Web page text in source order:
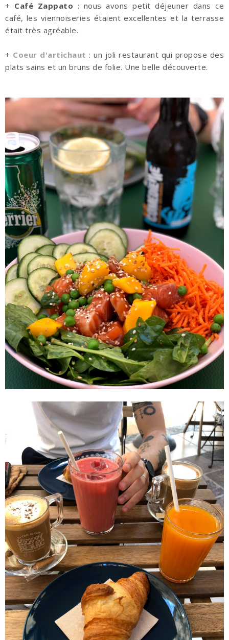
+ Café Zappato : nous avons petit déjeuner dans ce
café, les viennoiseries étaient excellentes et la terrasse
était très agréable.
+ Coeur d'artichaut : un joli restaurant qui propose des
plats sains et un bruns de folie. Une belle découverte.